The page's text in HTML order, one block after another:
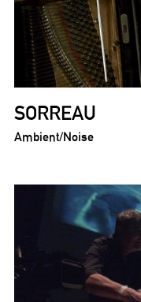
SORREAU
Ambient/Noise